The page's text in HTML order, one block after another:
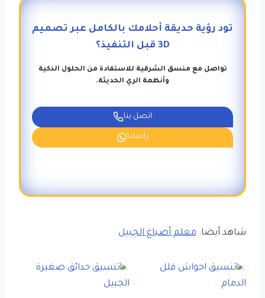
تود رؤية حديقة أحلامك بالكامل عبر تصميم
3D قبل التنفيذ؟
تواصل مع منسق الشرقية للاستفادة من الحلول الذكية
وأنظمة الري الحديثة.
اتصل بنا
راسلنا
شاهد أيضا: معلم أصباغ الجبيل